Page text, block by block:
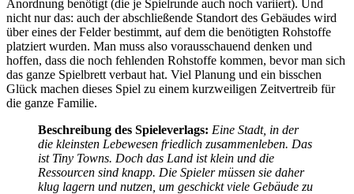
Anordnung benötigt (die je Spielrunde auch noch variiert). Und
nicht nur das: auch der abschließende Standort des Gebäudes wird
über eines der Felder bestimmt, auf dem die benötigten Rohstoffe
platziert wurden. Man muss also vorausschauend denken und
hoffen, dass die noch fehlenden Rohstoffe kommen, bevor man sich
das ganze Spielbrett verbaut hat. Viel Planung und ein bisschen
Glück machen dieses Spiel zu einem kurzweiligen Zeitvertreib für
die ganze Familie.
Beschreibung des Spieleverlags: Eine Stadt, in der
die kleinsten Lebewesen friedlich zusammenleben. Das
ist Tiny Towns. Doch das Land ist klein und die
Ressourcen sind knapp. Die Spieler müssen sie daher
klug lagern und nutzen, um geschickt viele Gebäude zu